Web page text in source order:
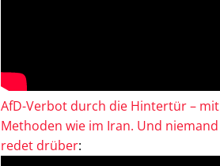
AfD-Verbot durch die Hintertür – mit
Methoden wie im Iran. Und niemand
redet drüber: